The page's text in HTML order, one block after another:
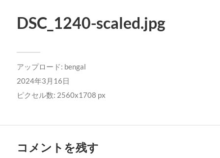
DSC_1240-scaled.jpg
アップロード: bengal
2024年3月16日
ピクセル数: 2560x1708 px
コメントを残す